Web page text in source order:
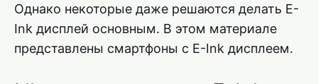
Однако некоторые даже решаются делать E-
Ink дисплей основным. В этом материале
представлены смартфоны с E-Ink дисплеем.